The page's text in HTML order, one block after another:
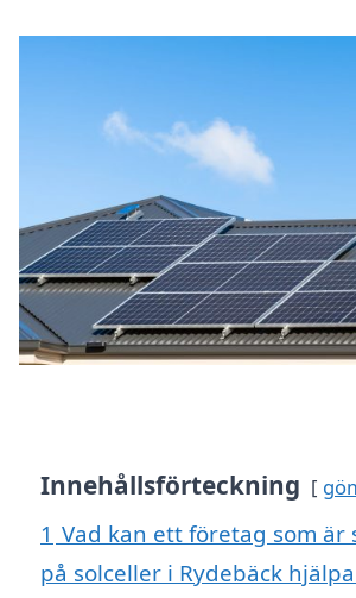
Innehållsförteckning
1 Vad kan ett företag som är
på solceller i Rydebäck